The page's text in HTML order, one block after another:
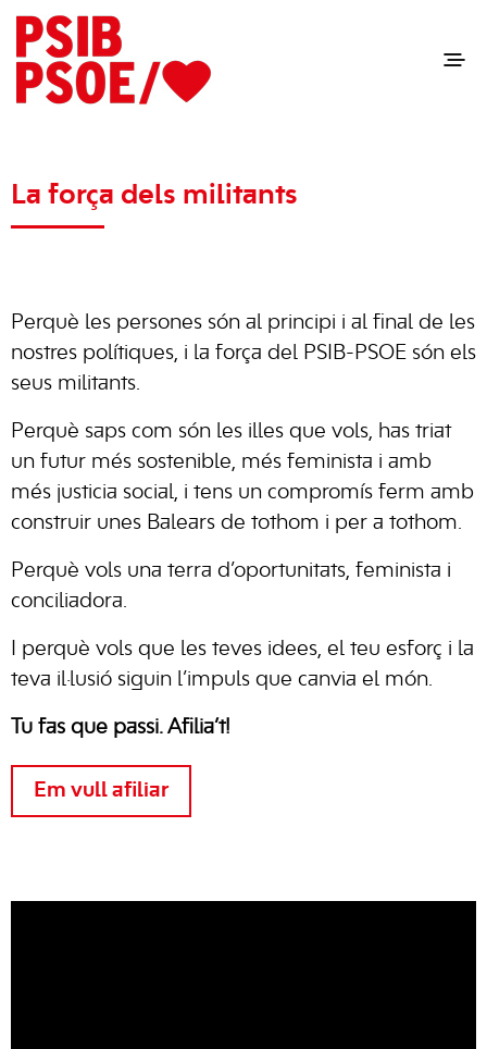
La força dels militants
Perquè les persones són al principi i al final de les
nostres polítiques, i la força del PSIB-PSOE són els
seus militants.
Perquè saps com són les illes que vols, has triat
un futur més sostenible, més feminista i amb
més justicia social, i tens un compromís ferm amb
construir unes Balears de tothom i per a tothom.
Perquè vols una terra d’oportunitats, feminista i
conciliadora.
I perquè vols que les teves idees, el teu esforç i la
teva il·lusió siguin l’impuls que canvia el món.
Tu fas que passi. Afilia’t!
Em vull afiliar